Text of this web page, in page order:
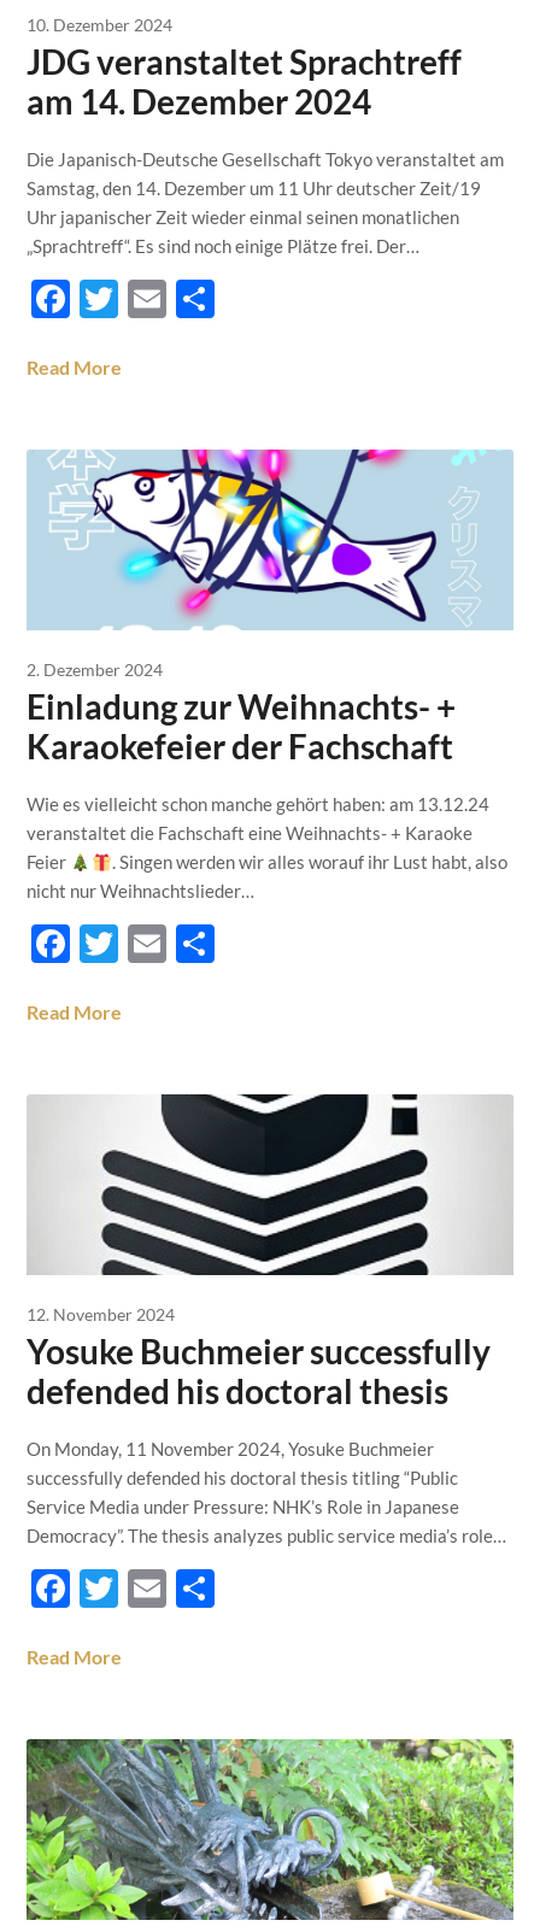
10. Dezember 2024
JDG veranstaltet Sprachtreff
am 14. Dezember 2024
Die Japanisch-Deutsche Gesellschaft Tokyo veranstaltet am
Samstag, den 14. Dezember um 11 Uhr deutscher Zeit/19
Uhr japanischer Zeit wieder einmal seinen monatlichen
„Sprachtreff“. Es sind noch einige Plätze frei. Der…
Facebook
Twitter
Email
Read More
2. Dezember 2024
Einladung zur Weihnachts- +
Karaokefeier der Fachschaft
Wie es vielleicht schon manche gehört haben: am 13.12.24
veranstaltet die Fachschaft eine Weihnachts- + Karaoke
Feier
. Singen werden wir alles worauf ihr Lust habt, also
nicht nur Weihnachtslieder…
Facebook
Twitter
Email
Read More
12. November 2024
Yosuke Buchmeier successfully
defended his doctoral thesis
On Monday, 11 November 2024, Yosuke Buchmeier
successfully defended his doctoral thesis titling “Public
Service Media under Pressure: NHK’s Role in Japanese
Democracy”. The thesis analyzes public service media’s role…
Facebook
Twitter
Email
Read More